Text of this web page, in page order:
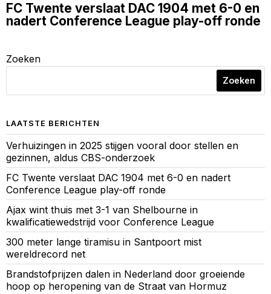
FC Twente verslaat DAC 1904 met 6-0 en
nadert Conference League play-off ronde
Zoeken
Zoeken
LAATSTE BERICHTEN
Verhuizingen in 2025 stijgen vooral door stellen en
gezinnen, aldus CBS-onderzoek
FC Twente verslaat DAC 1904 met 6-0 en nadert
Conference League play-off ronde
Ajax wint thuis met 3-1 van Shelbourne in
kwalificatiewedstrijd voor Conference League
300 meter lange tiramisu in Santpoort mist
wereldrecord net
Brandstofprijzen dalen in Nederland door groeiende
hoop op heropening van de Straat van Hormuz